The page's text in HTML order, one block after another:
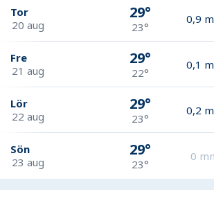
Tor
20 aug
29°
23°
0,9
Fre
21 aug
29°
22°
0,1
Lör
22 aug
29°
23°
0,2
Sön
23 aug
29°
23°
0